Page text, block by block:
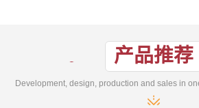
产品推荐